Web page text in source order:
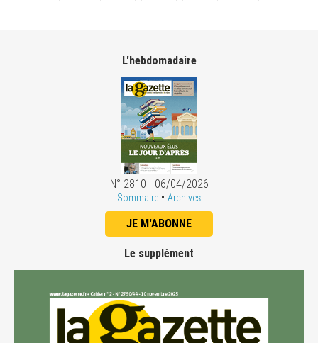
L'hebdomadaire
N° 2810 - 06/04/2026
Sommaire • Archives
JE M'ABONNE
Le supplément